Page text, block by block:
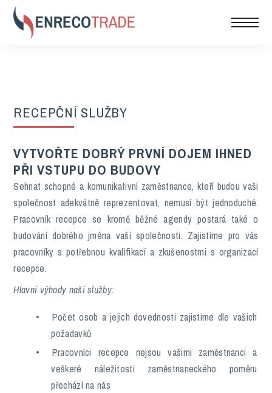
RECEPČNÍ SLUŽBY
VYTVOŘTE DOBRÝ PRVNÍ DOJEM IHNED
PŘI VSTUPU DO BUDOVY
Sehnat schopné a komunikativní zaměstnance, kteří budou vaši
společnost adekvátně reprezentovat, nemusí být jednoduché.
Pracovník recepce se kromě běžné agendy postará také o
budování dobrého jména vaší společnosti. Zajistíme pro vás
pracovníky s potřebnou kvalifikací a zkušenostmi s organizací
recepce.
Hlavní výhody naší služby:
Počet osob a jejich dovednosti zajistíme dle vašich
požadavků
Pracovníci recepce nejsou vašimi zaměstnanci a
veškeré náležitosti zaměstnaneckého poměru
přechází na nás